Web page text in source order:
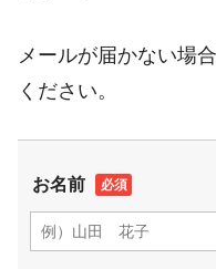
メールが届かない場
ください。
お名前